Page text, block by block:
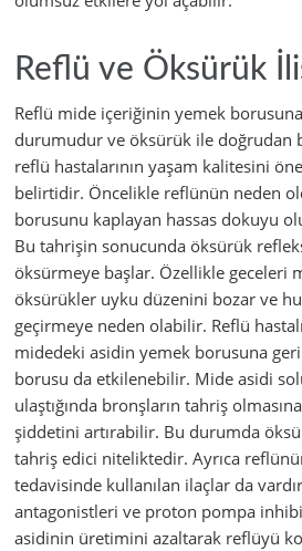
Reflü ve Öksürük
Reflü mide içeriğinin yemek
durumudur ve öksürük ile doğrudan
reflü hastalarının yaşam kalitesini
belirtidir. Öncelikle reflünün neden
borusunu kaplayan hassas dokuyu
Bu tahrişin sonucunda öksürük
öksürmeye başlar. Özellikle geceleri
öksürükler uyku düzenini bozar ve
geçirmeye neden olabilir. Reflü
midedeki asidin yemek borusuna geri
borusu da etkilenebilir. Mide asidi
ulaştığında bronşların tahriş
şiddetini artırabilir. Bu durumda
tahriş edici niteliktedir. Ayrıca
tedavisinde kullanılan ilaçlar da
antagonistleri ve proton pompa
asidinin üretimini azaltarak reflüyü